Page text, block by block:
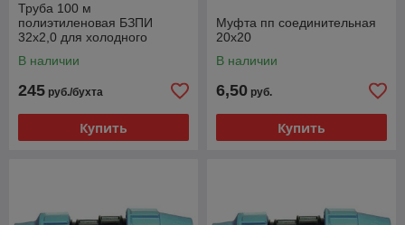
Труба 100 м
полиэтиленовая БЗПИ
32х2,0 для холодного
В наличии
245 руб./бухта
Купить
Муфта пп соединительная
20х20
В наличии
6,50 руб.
Купить